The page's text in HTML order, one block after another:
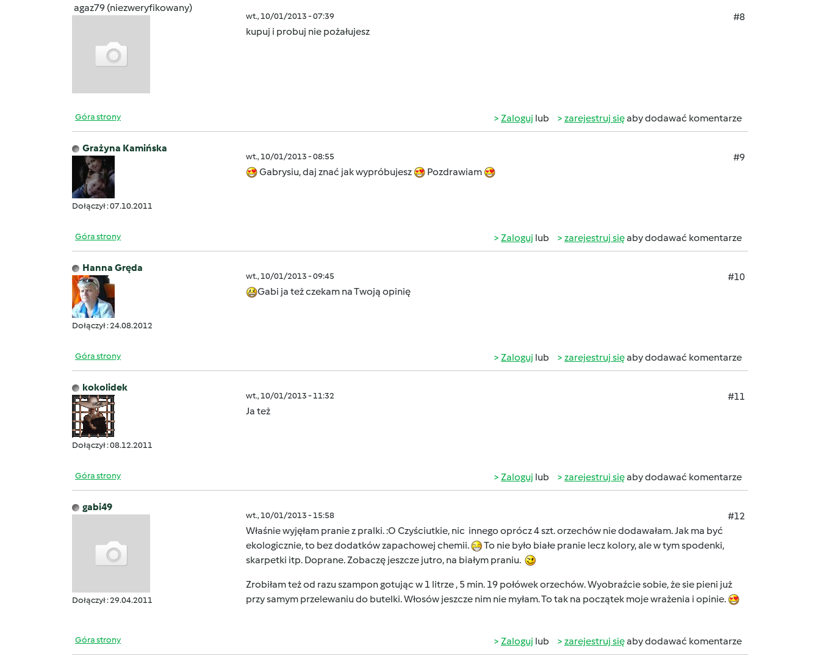
agaz79 (niezweryfikowany)
wt., 10/01/2013 - 07:39
#8
kupuj i probuj nie pożałujesz
Góra strony Zaloguj lub zarejestruj sięaby dodawać komentarze
Grażyna Kamińska
Dołączył : 07.10.2011
wt., 10/01/2013 - 08:55
#9
Gabrysiu, daj znać jak wypróbujesz
Pozdrawiam
Góra strony Zaloguj lub zarejestruj sięaby dodawać komentarze
Hanna Gręda
Dołączył : 24.08.2012
wt., 10/01/2013 - 09:45
#10
Gabi ja też czekam na Twoją opinię
Góra strony Zaloguj lub zarejestruj sięaby dodawać komentarze
kokolidek
Dołączył : 08.12.2011
wt., 10/01/2013 - 11:32
#11
Ja też
Góra strony Zaloguj lub zarejestruj sięaby dodawać komentarze
gabi49
Dołączył : 29.04.2011
wt., 10/01/2013 - 15:58
#12
Właśnie wyjęłam pranie z pralki. :O Czyściutkie, nic innego oprócz 4 szt. orzechów nie dodawałam. Jak ma być
ekologicznie, to bez dodatków zapachowej chemii.
To nie było białe pranie lecz kolory, ale w tym spodenki,
skarpetki itp. Doprane. Zobaczę jeszcze jutro, na białym praniu.
Zrobiłam też od razu szampon gotując w 1 litrze , 5 min. 19 połówek orzechów. Wyobraźcie sobie, że sie pieni już
przy samym przelewaniu do butelki. Włosów jeszcze nim nie myłam. To tak na początek moje wrażenia i opinie.
Góra strony Zaloguj lub zarejestruj sięaby dodawać komentarze